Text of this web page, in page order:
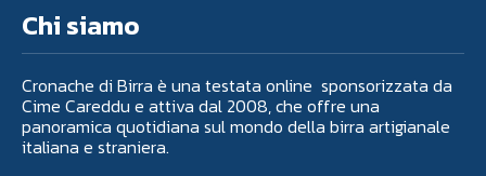
Chi siamo
Cronache di Birra è una testata online sponsorizzata da
Cime Careddu e attiva dal 2008, che offre una
panoramica quotidiana sul mondo della birra artigianale
italiana e straniera.